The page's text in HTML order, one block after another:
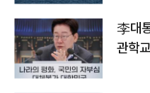
李대
관학